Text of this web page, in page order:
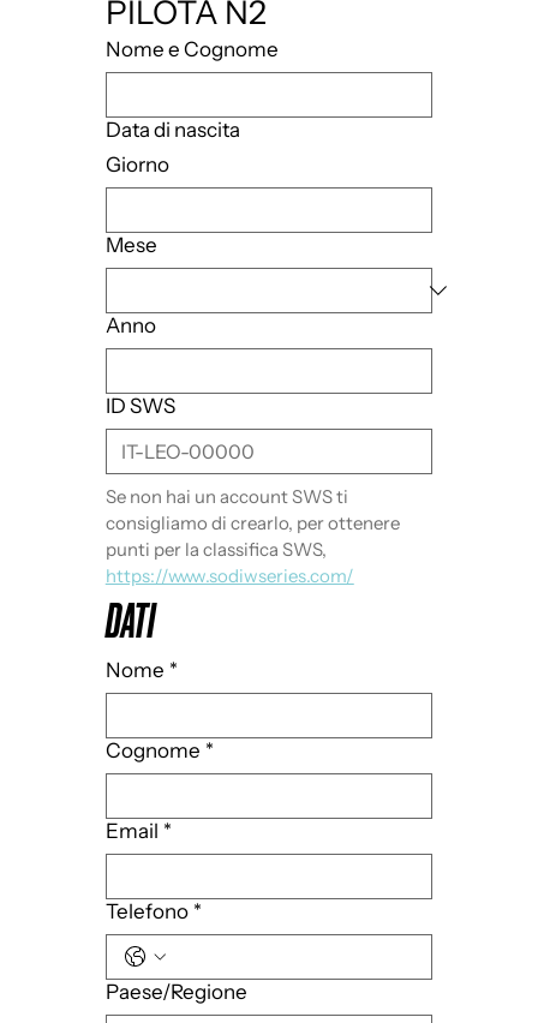
PILOTA N2
Nome e Cognome
Data di nascita
Giorno
Mese
Anno
ID SWS
Se non hai un account SWS ti
consigliamo di crearlo, per ottenere
https://www.sodiwseries.com/
DATI
Nome *
Cognome *
Email *
Telefono *
Indirizzo su più righe
Paese/Regione